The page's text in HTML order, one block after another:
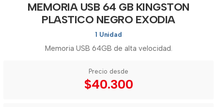
MEMORIA USB 64 GB KINGSTON
PLASTICO NEGRO EXODIA
1 Unidad
Memoria USB 64GB de alta velocidad.
Precio desde
$40.300